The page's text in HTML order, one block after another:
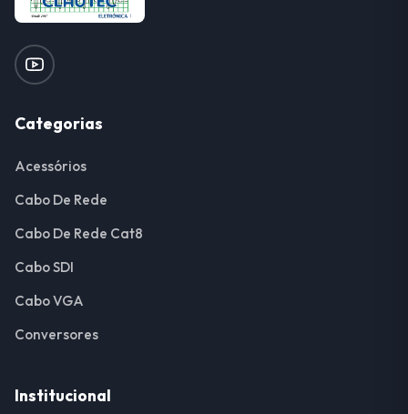
Categorias
Acessórios
Cabo De Rede
Cabo De Rede Cat8
Cabo SDI
Cabo VGA
Conversores
Institucional